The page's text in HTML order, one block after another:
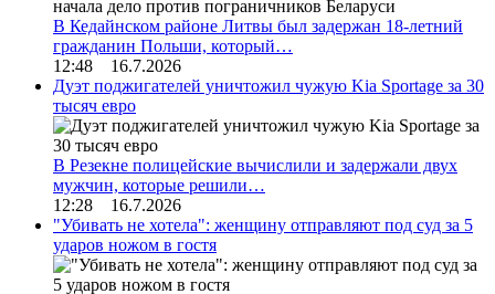
В Кедайнском районе Литвы был задержан 18-летний
гражданин Польши, который…
12:48 16.7.2026
Дуэт поджигателей уничтожил чужую Kia Sportage за 30
тысяч евро
В Резекне полицейские вычислили и задержали двух
мужчин, которые решили…
12:28 16.7.2026
"Убивать не хотела": женщину отправляют под суд за 5
ударов ножом в гостя